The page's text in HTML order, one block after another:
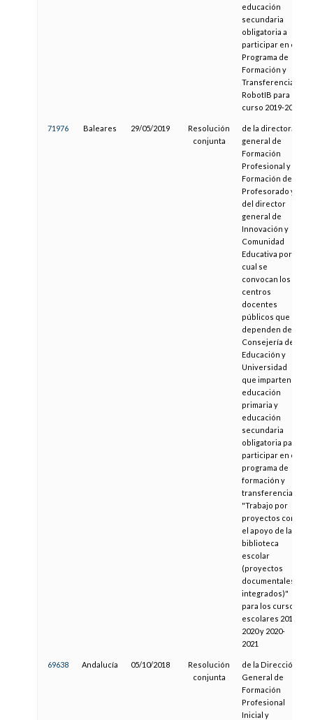
educación
secundaria
obligatoria a
participar en el
Programa de
Formación y
Transferencia
RobotIB para el
curso 2019-2020
71976 Baleares 29/05/2019
Resolución
conjunta
de la directora
general de
Formación
Profesional y
Formación del
Profesorado y
del director
general de
Innovación y
Comunidad
Educativa por la
cual se
convocan los
centros
docentes
públicos que
dependen de la
Consejería de
Educación y
Universidad
que imparten
educación
primaria y
educación
secundaria
obligatoria para
participar en el
programa de
formación y
transferencia
"Trabajo por
proyectos con
el apoyo de la
biblioteca
escolar
(proyectos
documentales
integrados)"
para los cursos
escolares 2019-
2020 y 2020-
2021
69638 Andalucía 05/10/2018
Resolución
conjunta
de la Dirección
General de
Formación
Profesional
Inicial y